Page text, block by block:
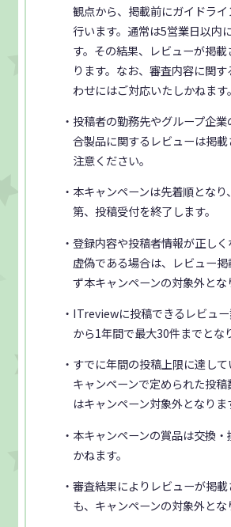
観点から、掲載前にガイドラ
行います。通常は5営業日以内
す。その結果、レビューが掲
ります。なお、審査内容に関
わせにはご対応いたしかねます。
・投稿者の勤務先やグループ企
合製品に関するレビューは掲
注意ください。
・本キャンペーンは先着順とな
第、投稿受付を終了します。
・登録内容や投稿者情報が正し
虚偽である場合は、レビュー
ず本キャンペーンの対象外とな
・ITreviewに投稿できるレビュ
から1年間で最大30件までとな
・すでに年間の投稿上限に達し
キャンペーンで定められた投
はキャンペーン対象外となりま
・本キャンペーンの賞品は交換
かねます。
・審査結果によりレビューが掲
も、キャンペーンの対象外とな